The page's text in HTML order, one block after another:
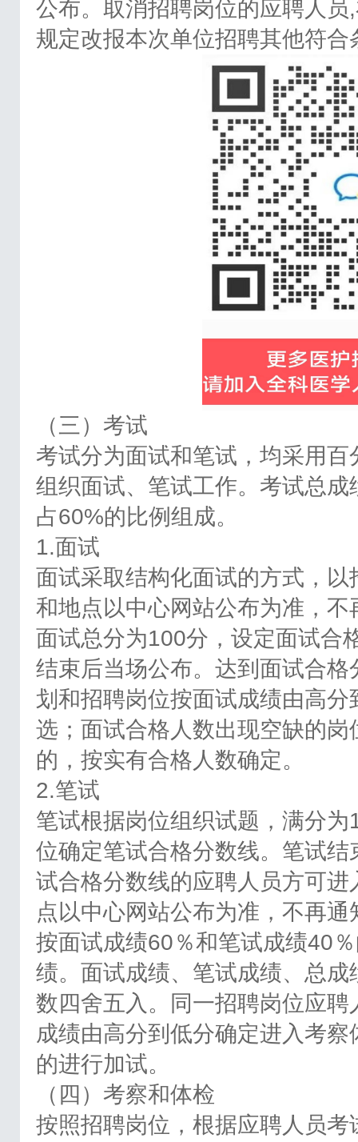
公布。取消招聘岗位的应聘人
规定改报本次单位招聘其他符合
（三）考试
考试分为面试和笔试，均采用
组织面试、笔试工作。考试总
占60%的比例组成。
1.面试
面试采取结构化面试的方式，
和地点以中心网站公布为准，
面试总分为100分，设定面试合
结束后当场公布。达到面试合
划和招聘岗位按面试成绩由高
选；面试合格人数出现空缺的
的，按实有合格人数确定。
2.笔试
笔试根据岗位组织试题，满分
位确定笔试合格分数线。笔试
试合格分数线的应聘人员方可
点以中心网站公布为准，不再
按面试成绩60％和笔试成绩40
绩。面试成绩、笔试成绩、总
数四舍五入。同一招聘岗位应
成绩由高分到低分确定进入考
的进行加试。
（四）考察和体检
按照招聘岗位，根据应聘人员